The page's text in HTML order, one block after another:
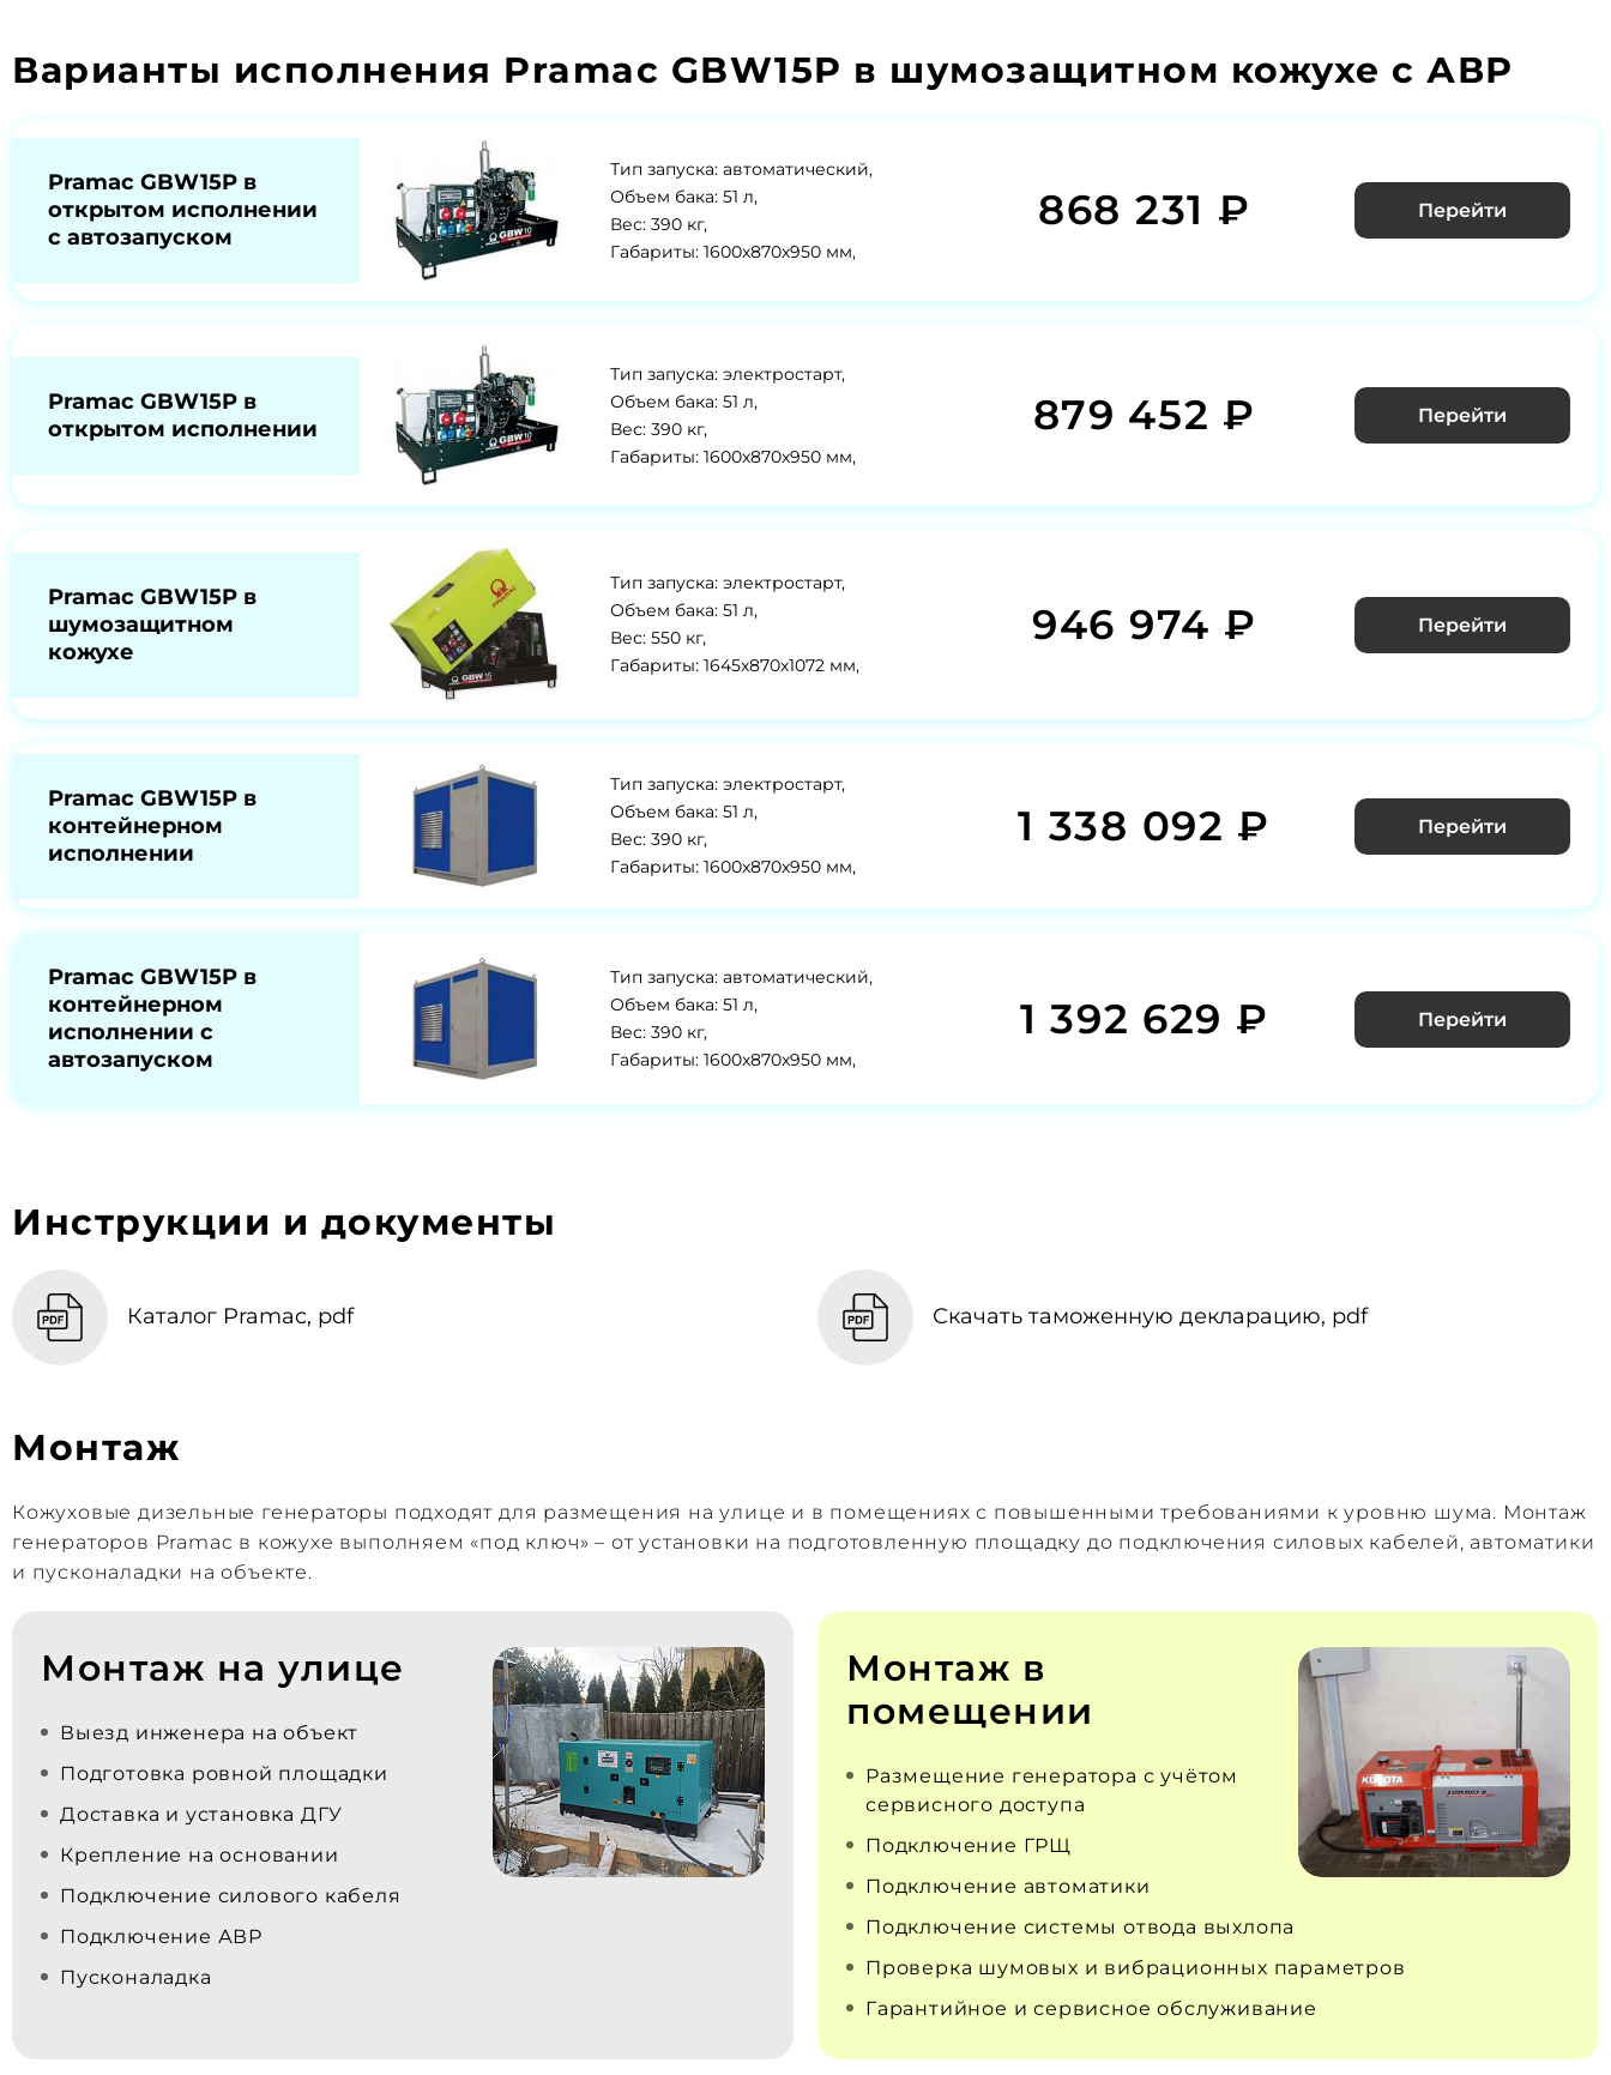
Варианты исполнения Pramac GBW15P в шумозащитном кожухе с АВР
Pramac GBW15P в
открытом исполнении
с автозапуском
Тип запуска: автоматический,
Объем бака: 51 л,
Вес: 390 кг,
Габариты: 1600x870x950 мм,
868 231 ₽ Перейти
Pramac GBW15P в
открытом исполнении
Тип запуска: электростарт,
Объем бака: 51 л,
Вес: 390 кг,
Габариты: 1600x870x950 мм,
879 452 ₽ Перейти
Pramac GBW15P в
шумозащитном
кожухе
Тип запуска: электростарт,
Объем бака: 51 л,
Вес: 550 кг,
Габариты: 1645x870x1072 мм,
946 974 ₽ Перейти
Pramac GBW15P в
контейнерном
исполнении
Тип запуска: электростарт,
Объем бака: 51 л,
Вес: 390 кг,
Габариты: 1600x870x950 мм,
1 338 092 ₽ Перейти
Pramac GBW15P в
контейнерном
исполнении с
автозапуском
Тип запуска: автоматический,
Объем бака: 51 л,
Вес: 390 кг,
Габариты: 1600x870x950 мм,
1 392 629 ₽ Перейти
Инструкции и документы
Каталог Pramac, pdf Скачать таможенную декларацию, pdf
Монтаж
Кожуховые дизельные генераторы подходят для размещения на улице и в помещениях с повышенными требованиями к уровню шума. Монтаж
генераторов Pramac в кожухе выполняем «под ключ» – от установки на подготовленную площадку до подключения силовых кабелей, автоматики
и пусконаладки на объекте.
Монтаж на улице
Выезд инженера на объект
Подготовка ровной площадки
Доставка и установка ДГУ
Крепление на основании
Подключение силового кабеля
Подключение АВР
Пусконаладка
Монтаж в
помещении
Размещение генератора с учётом
сервисного доступа
Подключение ГРЩ
Подключение автоматики
Подключение системы отвода выхлопа
Проверка шумовых и вибрационных параметров
Гарантийное и сервисное обслуживание